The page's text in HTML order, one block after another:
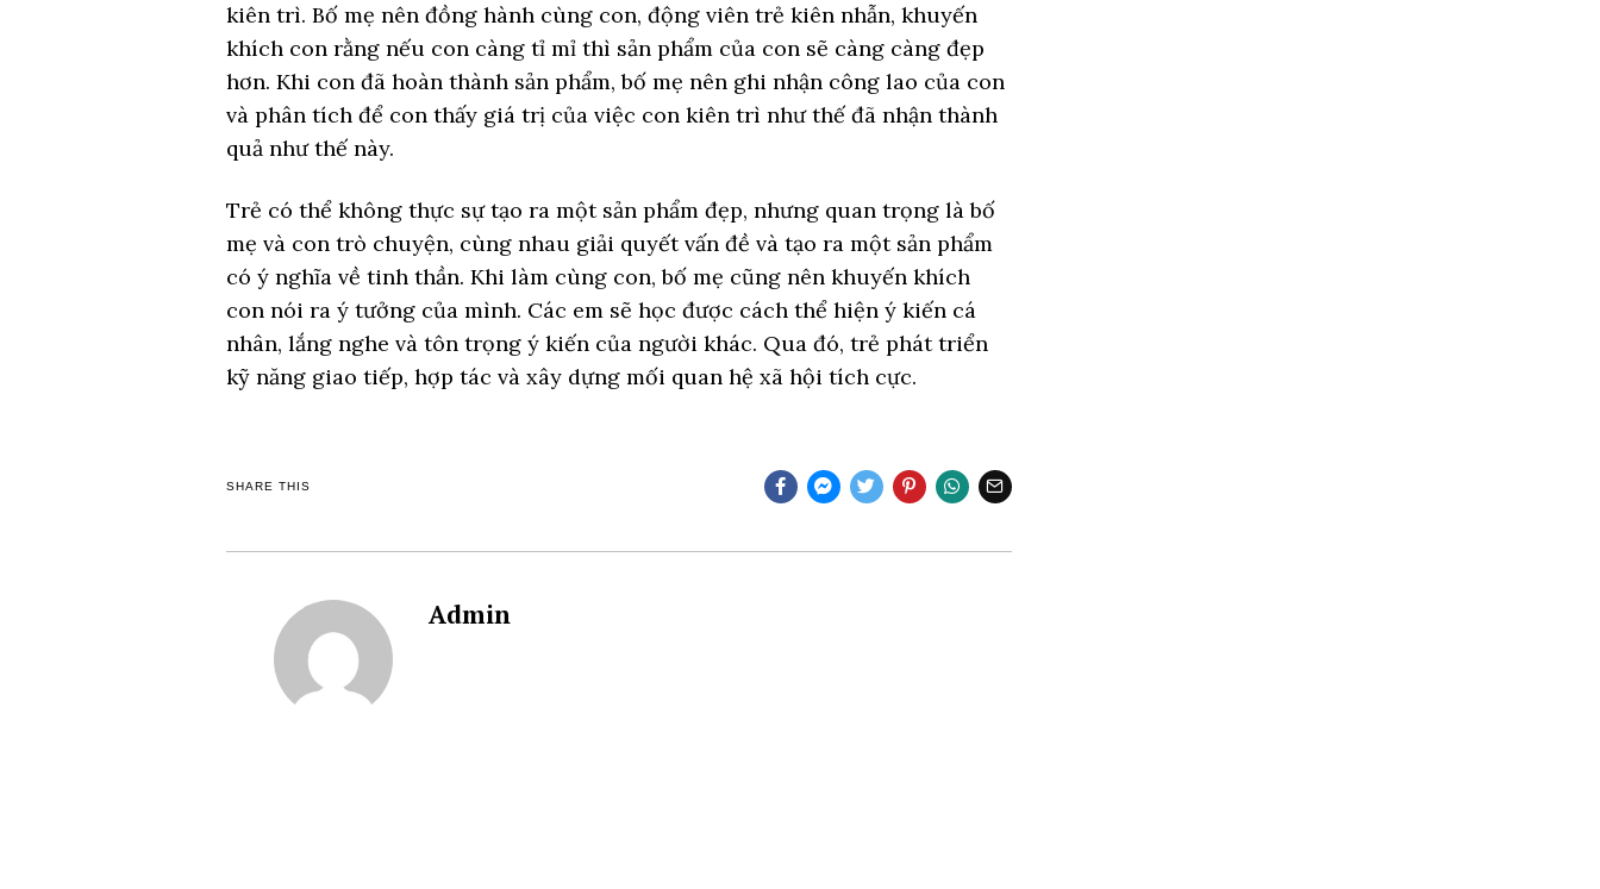
kiên trì. Bố mẹ nên đồng hành cùng con, động viên trẻ kiên nhẫn, khuyến
khích con rằng nếu con càng tỉ mỉ thì sản phẩm của con sẽ càng càng đẹp
hơn. Khi con đã hoàn thành sản phẩm, bố mẹ nên ghi nhận công lao của con
và phân tích để con thấy giá trị của việc con kiên trì như thế đã nhận thành
quả như thế này.
Trẻ có thể không thực sự tạo ra một sản phẩm đẹp, nhưng quan trọng là bố
mẹ và con trò chuyện, cùng nhau giải quyết vấn đề và tạo ra một sản phẩm
có ý nghĩa về tinh thần. Khi làm cùng con, bố mẹ cũng nên khuyến khích
con nói ra ý tưởng của mình. Các em sẽ học được cách thể hiện ý kiến cá
nhân, lắng nghe và tôn trọng ý kiến của người khác. Qua đó, trẻ phát triển
kỹ năng giao tiếp, hợp tác và xây dựng mối quan hệ xã hội tích cực.
SHARE THIS
Admin